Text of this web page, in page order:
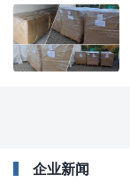
企业新闻